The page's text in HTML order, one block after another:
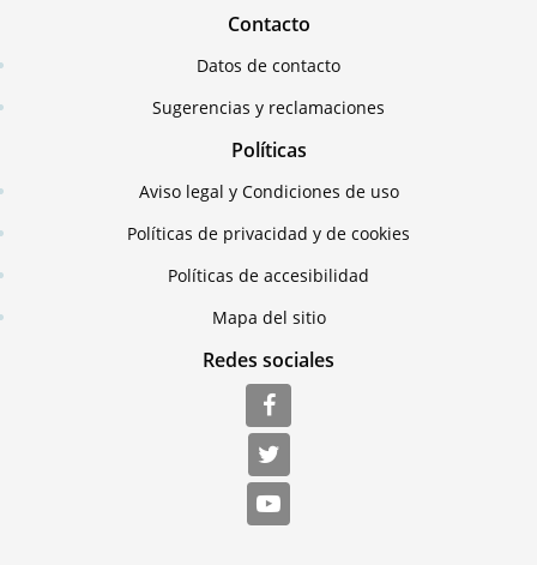
Contacto
Datos de contacto
Sugerencias y reclamaciones
Políticas
Aviso legal y Condiciones de uso
Políticas de privacidad y de cookies
Políticas de accesibilidad
Mapa del sitio
Redes sociales